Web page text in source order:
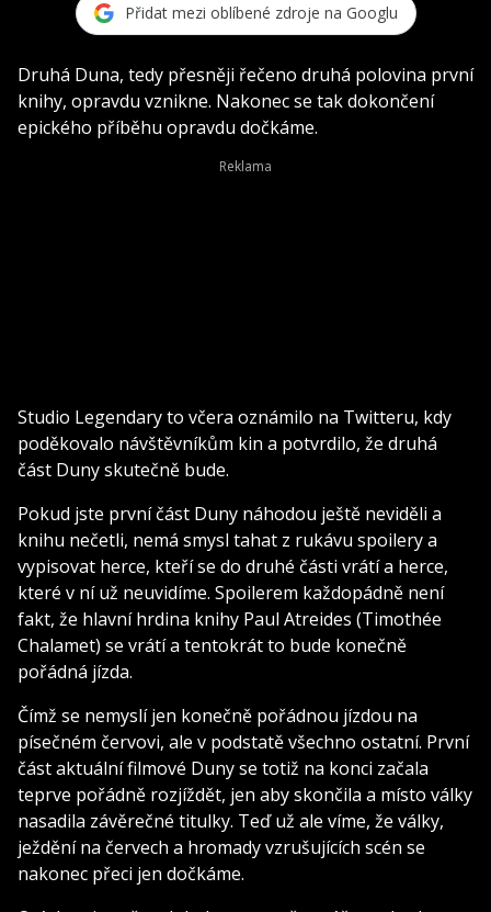
Přidat mezi oblíbené zdroje na Googlu
Druhá Duna, tedy přesněji řečeno druhá polovina první
knihy, opravdu vznikne. Nakonec se tak dokončení
epického příběhu opravdu dočkáme.
Studio Legendary to včera oznámilo na Twitteru, kdy
poděkovalo návštěvníkům kin a potvrdilo, že druhá
část Duny skutečně bude.
Pokud jste první část Duny náhodou ještě neviděli a
knihu nečetli, nemá smysl tahat z rukávu spoilery a
vypisovat herce, kteří se do druhé části vrátí a herce,
které v ní už neuvidíme. Spoilerem každopádně není
fakt, že hlavní hrdina knihy Paul Atreides (Timothée
Chalamet) se vrátí a tentokrát to bude konečně
pořádná jízda.
Čímž se nemyslí jen konečně pořádnou jízdou na
písečném červovi, ale v podstatě všechno ostatní. První
část aktuální filmové Duny se totiž na konci začala
teprve pořádně rozjíždět, jen aby skončila a místo války
nasadila závěrečné titulky. Teď už ale víme, že války,
ježdění na červech a hromady vzrušujících scén se
nakonec přeci jen dočkáme.